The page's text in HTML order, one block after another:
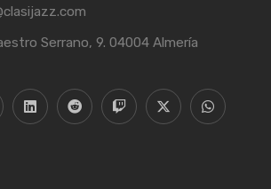
Serrano, 9. 04004 Almería